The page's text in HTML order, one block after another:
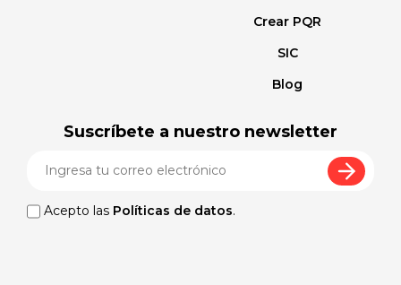
Crear PQR
SIC
Blog
Suscríbete a nuestro newsletter
Acepto las Políticas de datos.